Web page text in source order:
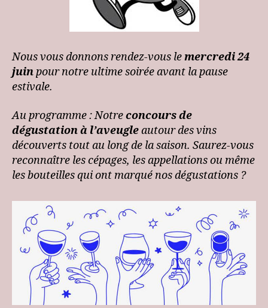
Nous vous donnons rendez-vous lemercredi 24
juinpour notre ultime soirée avant la pause
estivale.
Au programme : Notreconcours de
dégustation à l’aveugleautour des vins
découverts tout au long de la saison. Saurez-vous
reconnaître les cépages, les appellations ou même
les bouteilles qui ont marqué nos dégustations ?